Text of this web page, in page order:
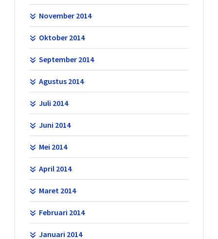
November 2014
Oktober 2014
September 2014
Agustus 2014
Juli 2014
Juni 2014
Mei 2014
April 2014
Maret 2014
Februari 2014
Januari 2014